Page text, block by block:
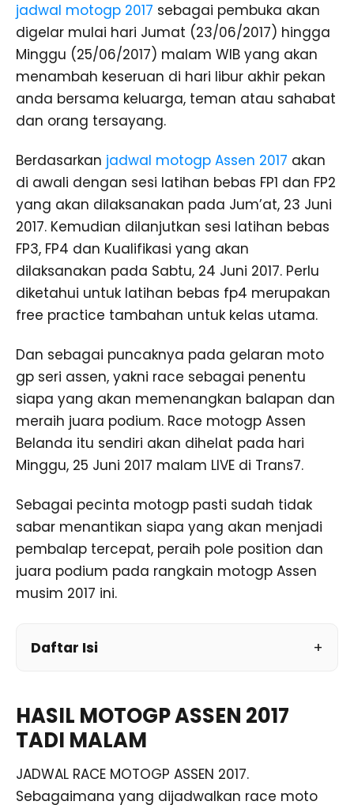
jadwal motogp 2017 sebagai pembuka akan
digelar mulai hari Jumat (23/06/2017) hingga
Minggu (25/06/2017) malam WIB yang akan
menambah keseruan di hari libur akhir pekan
anda bersama keluarga, teman atau sahabat
dan orang tersayang.
Berdasarkan jadwal motogp Assen 2017 akan
di awali dengan sesi latihan bebas FP1 dan FP2
yang akan dilaksanakan pada Jum’at, 23 Juni
2017. Kemudian dilanjutkan sesi latihan bebas
FP3, FP4 dan Kualifikasi yang akan
dilaksanakan pada Sabtu, 24 Juni 2017. Perlu
diketahui untuk latihan bebas fp4 merupakan
free practice tambahan untuk kelas utama.
Dan sebagai puncaknya pada gelaran moto
gp seri assen, yakni race sebagai penentu
siapa yang akan memenangkan balapan dan
meraih juara podium. Race motogp Assen
Belanda itu sendiri akan dihelat pada hari
Minggu, 25 Juni 2017 malam LIVE di Trans7.
Sebagai pecinta motogp pasti sudah tidak
sabar menantikan siapa yang akan menjadi
pembalap tercepat, peraih pole position dan
juara podium pada rangkain motogp Assen
musim 2017 ini.
Daftar Isi
HASIL MOTOGP ASSEN 2017
TADI MALAM
JADWAL RACE MOTOGP ASSEN 2017.
Sebagaimana yang dijadwalkan race moto